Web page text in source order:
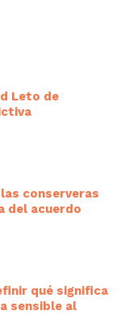
Leto de
conserveras
del acuerdo
qué significa
sensible al